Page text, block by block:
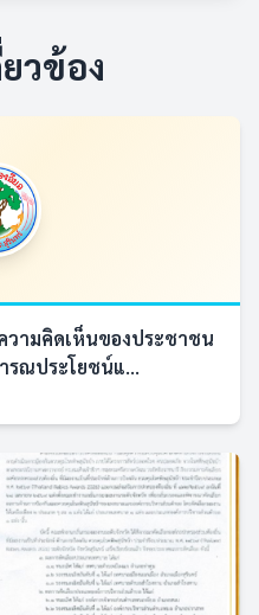
วข้อง
วามคิดเห็นของประชาชน
ณประโยชน์แ...